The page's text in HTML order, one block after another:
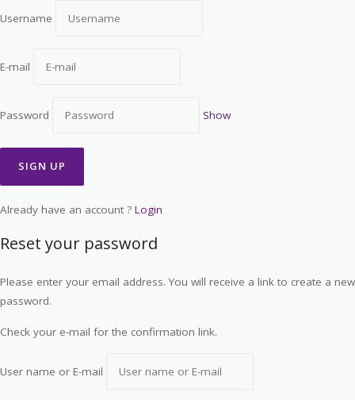
Username
E-mail
Password Show
Already have an account ? Login
Reset your password
Please enter your email address. You will receive a link to create a new
password.
Check your e-mail for the confirmation link.
User name or E-mail